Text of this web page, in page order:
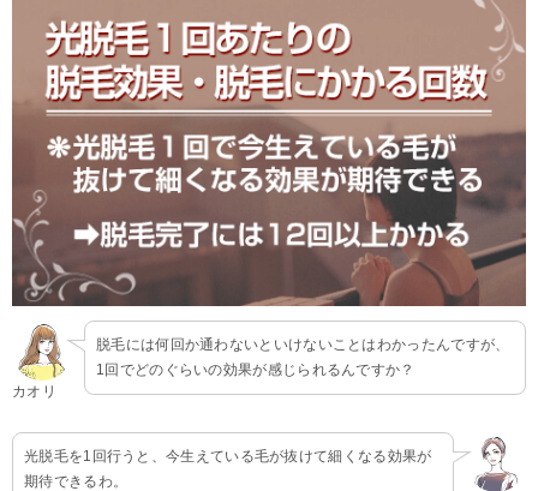
カオリ
脱毛には何回か通わないといけないことはわかったんですが、
1回でどのぐらいの効果が感じられるんですか？
光脱毛を1回行うと、今生えている毛が抜けて細くなる効果が
期待できるわ。